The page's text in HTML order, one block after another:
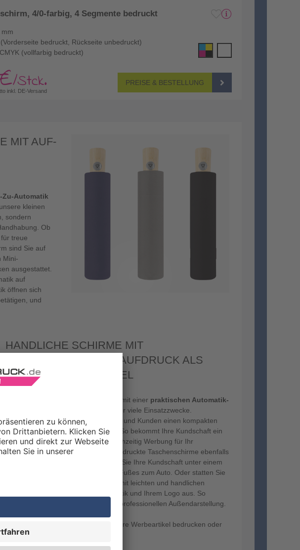
4/0-farbig, 4 Segmente bedruckt
bedruckt, Rückseite unbedruckt)
(vollfarbig bedruckt)
/Stck.
inkl. DE-Versand
PREISE & BESTELLUNG
MIT AUF-
Zu-Automatik
kleinen
sondern
Ob
treue
sind Sie auf
Mini-
ausgestattet.
auf
öffnen sich
und
HANDLICHE SCHIRME MIT
PERSONALISIERTEM AUFDRUCK ALS
IDEALES WERBEMITTEL
Die bedruckten Taschenschirme, die mit einer praktischen Automatik-
überzeugen, eignen sich für viele Einsatzzwecke.
Verschenken Sie an treue Kundinnen und Kunden einen kompakten
Regenschirm mit Ihrem Firmenlogo. So bekommt Ihre Kundschaft ein
nützliches Geschenk und macht gleichzeitig Werbung für Ihr
Unternehmen. Für Ihre Firma sind bedruckte Taschenschirme ebenfalls
eine sinnvolle Ausstattung. Begleiten Sie Ihre Kundschaft unter einem
bedruckten Regenschirm trockenen Fußes zum Auto. Oder statten Sie
Ihre Mitarbeitenden im Außendienst mit leichten und handlichen
Taschenschirmen mit Auf-Zu-Automatik und Ihrem Logo aus. So
profitiert Ihr Unternehmen von einer professionellen Außendarstellung.
nur Schirme, sondern auch viele andere Werbeartikel bedrucken oder